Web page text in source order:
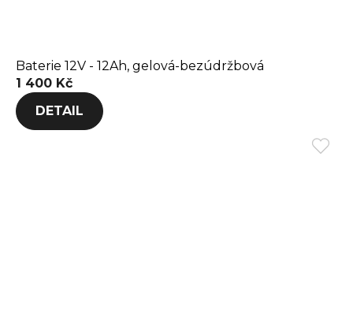
Baterie 12V - 12Ah, gelová-bezúdržbová
1 400 Kč
DETAIL